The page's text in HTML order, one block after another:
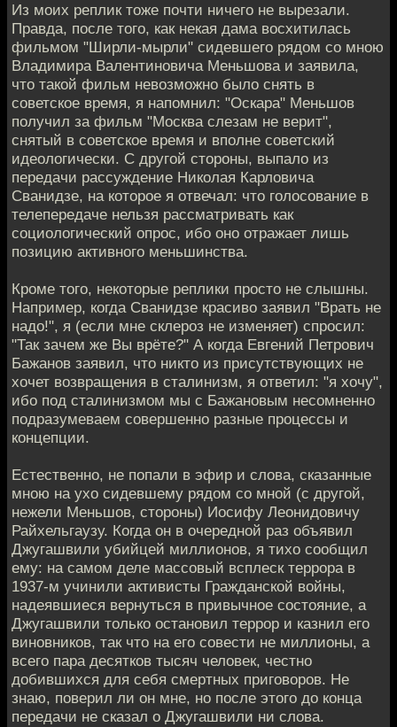
Из моих реплик тоже почти ничего не вырезали.
Правда, после того, как некая дама восхитилась
фильмом "Ширли-мырли" сидевшего рядом со мною
Владимира Валентиновича Меньшова и заявила,
что такой фильм невозможно было снять в
советское время, я напомнил: "Оскара" Меньшов
получил за фильм "Москва слезам не верит",
снятый в советское время и вполне советский
идеологически. С другой стороны, выпало из
передачи рассуждение Николая Карловича
Сванидзе, на которое я отвечал: что голосование в
телепередаче нельзя рассматривать как
социологический опрос, ибо оно отражает лишь
позицию активного меньшинства.
Кроме того, некоторые реплики просто не слышны.
Например, когда Сванидзе красиво заявил "Врать не
надо!", я (если мне склероз не изменяет) спросил:
"Так зачем же Вы врёте?" А когда Евгений Петрович
Бажанов заявил, что никто из присутствующих не
хочет возвращения в сталинизм, я ответил: "я хочу",
ибо под сталинизмом мы с Бажановым несомненно
подразумеваем совершенно разные процессы и
концепции.
Естественно, не попали в эфир и слова, сказанные
мною на ухо сидевшему рядом со мной (с другой,
нежели Меньшов, стороны) Иосифу Леонидовичу
Райхельгаузу. Когда он в очередной раз объявил
Джугашвили убийцей миллионов, я тихо сообщил
ему: на самом деле массовый всплеск террора в
1937-м учинили активисты Гражданской войны,
надеявшиеся вернуться в привычное состояние, а
Джугашвили только остановил террор и казнил его
виновников, так что на его совести не миллионы, а
всего пара десятков тысяч человек, честно
добившихся для себя смертных приговоров. Не
знаю, поверил ли он мне, но после этого до конца
передачи не сказал о Джугашвили ни слова.